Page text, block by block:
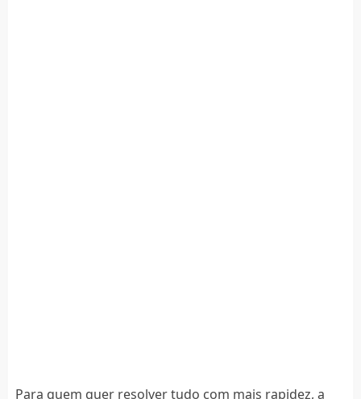
Para quem quer resolver tudo com mais rapidez, a